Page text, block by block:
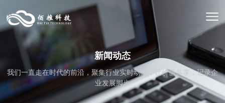
新闻动态
我们一直走在时代的前沿，聚集行业实时动态，让价值共享，记录企
业发展脚步